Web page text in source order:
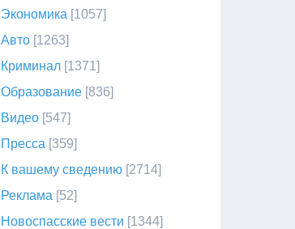
Экономика [1057]
Авто [1263]
Криминал [1371]
Образование [836]
Видео [547]
Пресса [359]
К вашему сведению [2714]
Реклама [52]
Новоспасские вести [1344]